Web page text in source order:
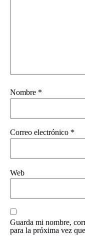
Nombre *
Correo electrónico *
Web
Guarda mi nombre,
para la próxima vez